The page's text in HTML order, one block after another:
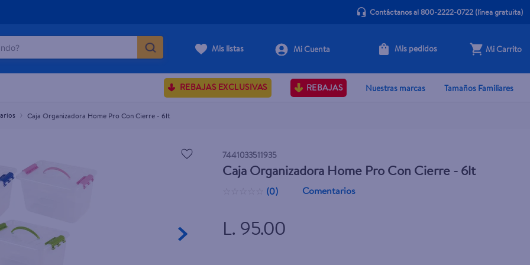
Contáctanos al 800-2222-0722(línea gratuita)
Mis listas Mis pedidos Mi Carrito
REBAJAS EXCLUSIVAS REBAJAS Nuestras marcas Tamaños Familiares
Caja Organizadora Home Pro Con Cierre - 6lt
7441033511935
Caja Organizadora Home Pro Con Cierre - 6lt
(0) Comentarios
L. 95.00
+ Agregar
BUSCADOS